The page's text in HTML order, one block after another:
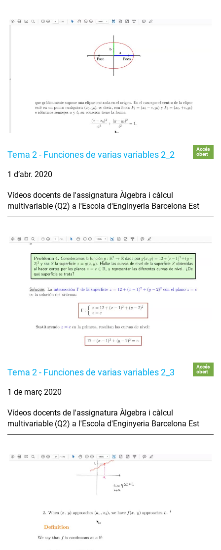
Tema 2 - Funciones de varias variables 2_2
Accés
obert
1 d’abr. 2020
Vídeos docents de l'assignatura Àlgebra i càlcul
multivariable (Q2) a l'Escola d'Enginyeria Barcelona Est
Tema 2 - Funciones de varias variables 2_3
Accés
obert
1 de març 2020
Vídeos docents de l'assignatura Àlgebra i càlcul
multivariable (Q2) a l'Escola d'Enginyeria Barcelona Est